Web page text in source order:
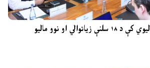
آی ایم ایف د پیټرولیم لیوي کې د ۱۸ سلنې زیاتوالي او نوو مالیو